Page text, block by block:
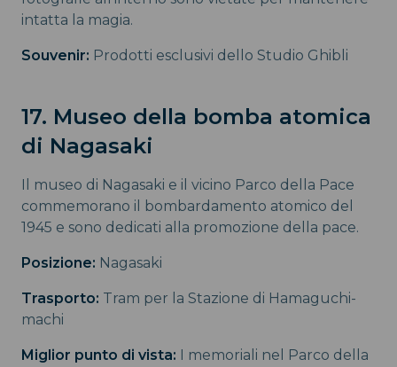
intatta la magia.
Souvenir: Prodotti esclusivi dello Studio Ghibli
17. Museo della bomba atomica
di Nagasaki
Il museo di Nagasaki e il vicino Parco della Pace
commemorano il bombardamento atomico del
1945 e sono dedicati alla promozione della pace.
Posizione: Nagasaki
Trasporto: Tram per la Stazione di Hamaguchi-
machi
Miglior punto di vista: I memoriali nel Parco della